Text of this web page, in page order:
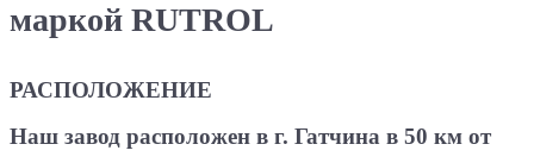
маркой RUTROL
РАСПОЛОЖЕНИЕ
Наш завод расположен в г. Гатчина в 50 км от